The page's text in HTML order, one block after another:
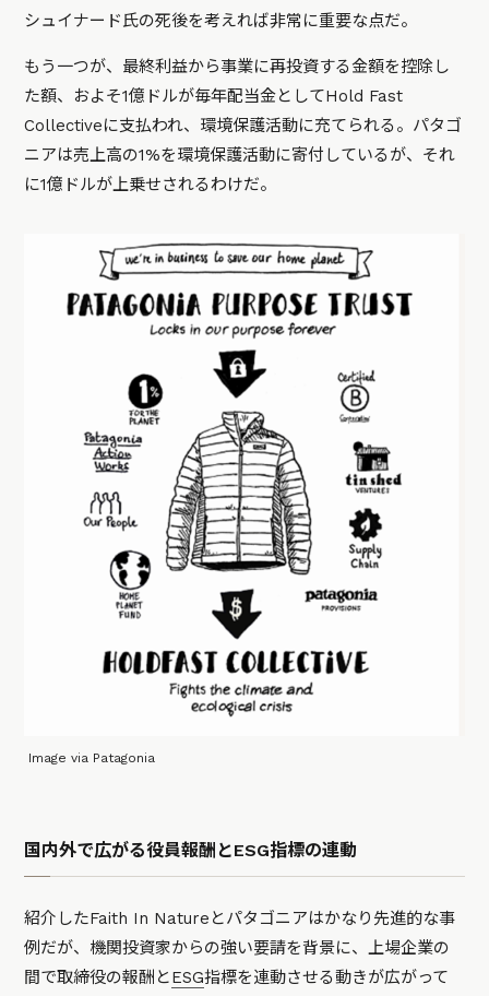
シュイナード氏の死後を考えれば非常に重要な点だ。
もう一つが、最終利益から事業に再投資する金額を控除し
た額、およそ1億ドルが毎年配当金としてHold Fast
Collectiveに支払われ、環境保護活動に充てられる。パタゴ
ニアは売上高の1%を環境保護活動に寄付しているが、それ
に1億ドルが上乗せされるわけだ。
Image via Patagonia
国内外で広がる役員報酬とESG指標の連動
紹介したFaith In Natureとパタゴニアはかなり先進的な事
例だが、機関投資家からの強い要請を背景に、上場企業の
間で取締役の報酬とESG指標を連動させる動きが広がって